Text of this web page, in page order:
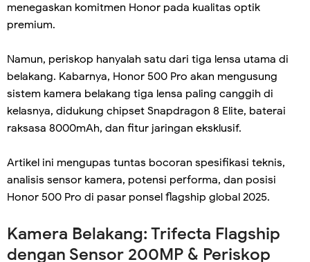
menegaskan komitmen Honor pada kualitas optik
premium.
Namun, periskop hanyalah satu dari tiga lensa utama di
belakang. Kabarnya, Honor 500 Pro akan mengusung
sistem kamera belakang tiga lensa paling canggih di
kelasnya, didukung chipset Snapdragon 8 Elite, baterai
raksasa 8000mAh, dan fitur jaringan eksklusif.
Artikel ini mengupas tuntas bocoran spesifikasi teknis,
analisis sensor kamera, potensi performa, dan posisi
Honor 500 Pro di pasar ponsel flagship global 2025.
Kamera Belakang: Trifecta Flagship
dengan Sensor 200MP & Periskop